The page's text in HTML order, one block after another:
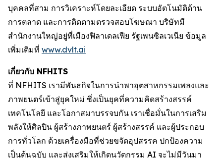
บุคคลที่สาม การวิเคราะห์โดยละเอียด ระบบอัตโนมัติด้าน
การตลาด และการติดตามตรวจสอบโฆษณา บริษัทมี
สำนักงานใหญ่อยู่ที่เมืองฟิลาเดลเฟีย รัฐเพนซิลเวเนีย ข้อมูล
เพิ่มเติมที่ www.dvlt.ai
เกี่ยวกับ NFHITS
ที่ NFHITS เรามีพันธกิจในการนำพาอุตสาหกรรมเพลงและ
ภาพยนตร์เข้าสู่ยุคใหม่ ซึ่งเป็นยุคที่ความคิดสร้างสรรค์
เทคโนโลยี และโอกาสมาบรรจบกัน เราเชื่อมั่นในการเสริม
พลังให้ศิลปิน ผู้สร้างภาพยนตร์ ผู้สร้างสรรค์ และผู้ประกอบ
การทั่วโลก ด้วยเครื่องมือที่ช่วยขจัดอุปสรรค ปกป้องความ
เป็นต้นฉบับ และส่งเสริมให้เกิดนวัตกรรม AI จะไม่มีวันมา